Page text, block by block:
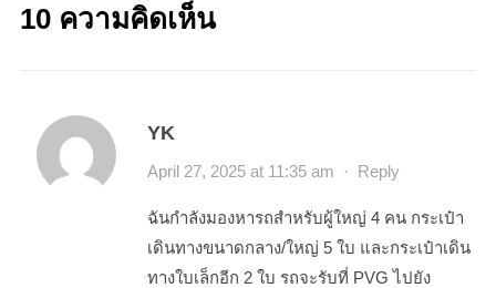
10 ความคิดเห็น
YK
April 27, 2025 at 11:35 am · Reply
ฉันกำลังมองหารถสำหรับผู้ใหญ่ 4 คน กระเป๋า
เดินทางขนาดกลาง/ใหญ่ 5 ใบ และกระเป๋าเดิน
ทางใบเล็กอีก 2 ใบ รถจะรับที่ PVG ไปยัง